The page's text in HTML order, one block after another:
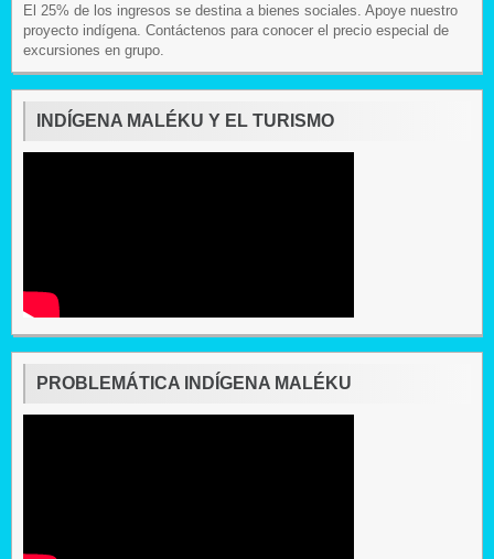
El 25% de los ingresos se destina a bienes sociales. Apoye nuestro
proyecto indígena. Contáctenos para conocer el precio especial de
excursiones en grupo.
INDÍGENA MALÉKU Y EL TURISMO
PROBLEMÁTICA INDÍGENA MALÉKU